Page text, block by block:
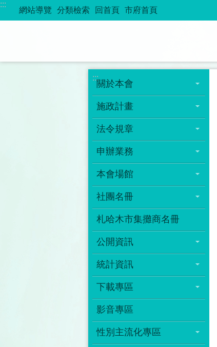
跳到主要內容區塊
:::
網站導覽 分類檢索 回首頁 市府首頁
:::
關於本會
施政計畫
法令規章
申辦業務
本會場館
社團名冊
札哈木市集攤商名冊
公開資訊
統計資訊
下載專區
影音專區
性別主流化專區